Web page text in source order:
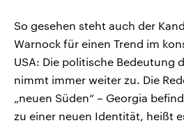
So gesehen steht auch der
Warnock für einen Trend im
USA: Die politische Bedeutung
nimmt immer weiter zu. Die
„neuen Süden“ – Georgia
zu einer neuen Identität, heißt